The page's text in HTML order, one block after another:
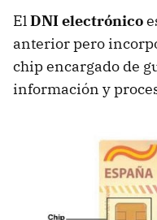
ElDNIelectrónico
anterior pero
chip encargado de
información y